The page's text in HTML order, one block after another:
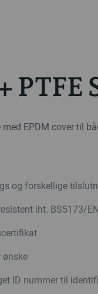
PTFE
EPDM cover til
og forskellige
iht. BS5173/
ønske
ID nummer til